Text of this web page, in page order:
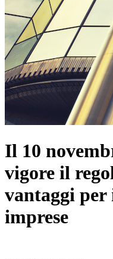
Il 10
vigore il
vantaggi
imprese